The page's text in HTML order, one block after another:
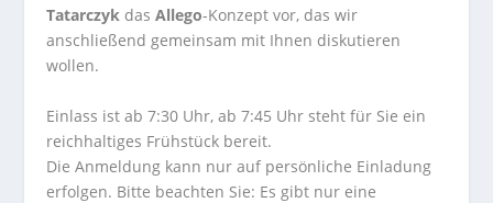
Tatarczyk dasAllego-Konzept vor, das wir
anschließend gemeinsam mit Ihnen diskutieren
wollen.
Einlass ist ab 7:30 Uhr, ab 7:45 Uhr steht für Sie ein
reichhaltiges Frühstück bereit.
Die Anmeldung kann nur auf persönliche Einladung
erfolgen. Bitte beachten Sie: Es gibt nur eine